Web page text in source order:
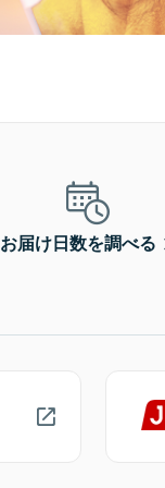
お届け日数を調べる